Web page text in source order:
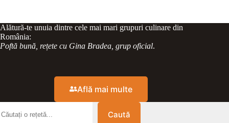
Alătură-te unuia dintre cele mai mari grupuri culinare din
România:
Poftă bună, rețete cu Gina Bradea, grup oficial.
Află mai multe
Caută